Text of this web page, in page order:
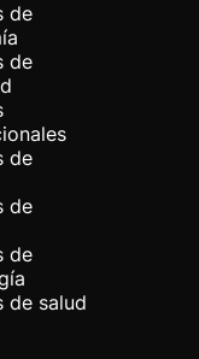
de
de
de
de
de
de salud